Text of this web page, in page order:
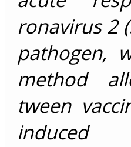
ronavirus 2
pathogen,
method
tween
induced